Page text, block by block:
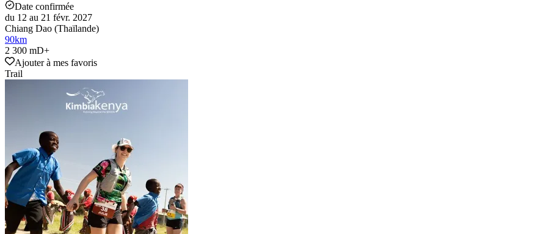
Date confirmée
du 12 au 21 févr. 2027
Chiang Dao (Thaïlande)
90km
2 300 mD+
Ajouter à mes favoris
Trail